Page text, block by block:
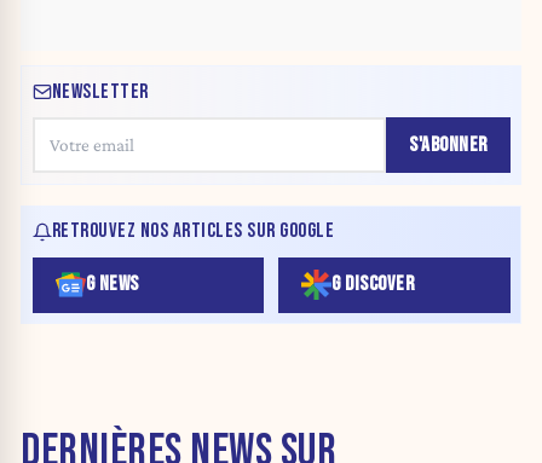
NEWSLETTER
S'ABONNER
RETROUVEZ NOS ARTICLES SUR GOOGLE
G NEWS G DISCOVER
DERNIÈRES NEWS SUR